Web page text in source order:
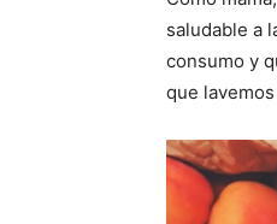
saludable a
consumo y
que